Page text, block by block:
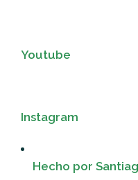
Youtube
Instagram
Hecho por